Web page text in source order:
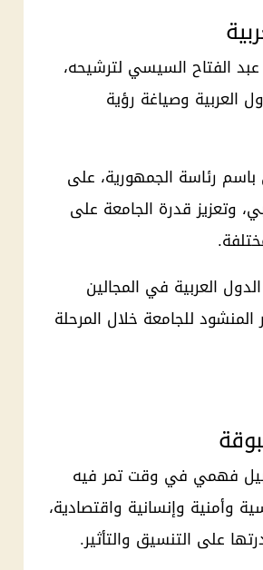
الفتاح السيسي لترشيحه،
العربية وصياغة رؤية
رئاسة الجمهورية، على
وتعزيز قدرة الجامعة على
العربية في المجالين
للجامعة خلال المرحلة
فهمي في وقت تمر فيه
وأمنية وإنسانية واقتصادية،
على التنسيق والتأثير.